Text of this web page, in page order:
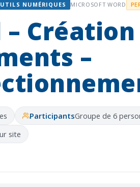
NUMÉRIQUES MICROSOFT WORD
–
ParticipantsGroupe de 6
site